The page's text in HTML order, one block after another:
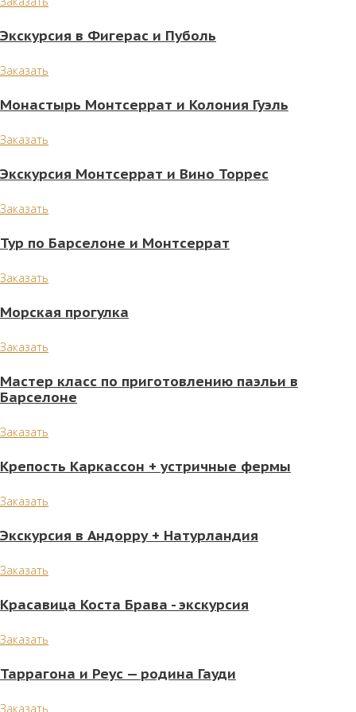
Экскурсия в Фигерас и Пуболь
Заказать
Монастырь Монтсеррат и Колония Гуэль
Заказать
Экскурсия Монтсеррат и Вино Торрес
Заказать
Тур по Барселоне и Монтсеррат
Заказать
Морская прогулка
Заказать
Мастер класс по приготовлению паэльи в
Барселоне
Заказать
Крепость Каркассон + устричные фермы
Заказать
Экскурсия в Андорру + Натурландия
Заказать
Красавица Коста Брава - экскурсия
Заказать
Таррагона и Реус — родина Гауди
Заказать